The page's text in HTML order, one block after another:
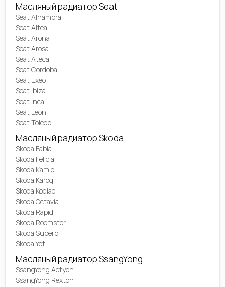
Масляный радиатор Seat
Seat Alhambra
Seat Altea
Seat Arona
Seat Arosa
Seat Ateca
Seat Cordoba
Seat Exeo
Seat Ibiza
Seat Inca
Seat Leon
Seat Toledo
Масляный радиатор Skoda
Skoda Fabia
Skoda Felicia
Skoda Kamiq
Skoda Karoq
Skoda Kodiaq
Skoda Octavia
Skoda Rapid
Skoda Roomster
Skoda Superb
Skoda Yeti
Масляный радиатор SsangYong
SsangYong Actyon
SsangYong Rexton